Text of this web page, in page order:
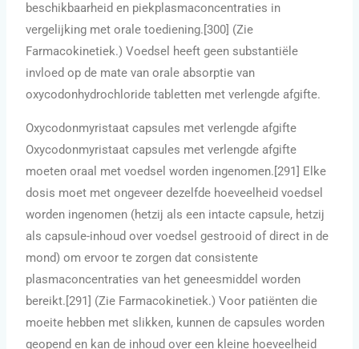
beschikbaarheid en piekplasmaconcentraties in
vergelijking met orale toediening.[300] (Zie
Farmacokinetiek.) Voedsel heeft geen substantiële
invloed op de mate van orale absorptie van
oxycodonhydrochloride tabletten met verlengde afgifte.
Oxycodonmyristaat capsules met verlengde afgifte
Oxycodonmyristaat capsules met verlengde afgifte
moeten oraal met voedsel worden ingenomen.[291] Elke
dosis moet met ongeveer dezelfde hoeveelheid voedsel
worden ingenomen (hetzij als een intacte capsule, hetzij
als capsule-inhoud over voedsel gestrooid of direct in de
mond) om ervoor te zorgen dat consistente
plasmaconcentraties van het geneesmiddel worden
bereikt.[291] (Zie Farmacokinetiek.) Voor patiënten die
moeite hebben met slikken, kunnen de capsules worden
geopend en kan de inhoud over een kleine hoeveelheid